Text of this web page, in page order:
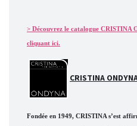
> Découvrez le catalogue CRISTINA
cliquant ici.
CRISTINA
Fondée en 1949, CRISTINA s’est